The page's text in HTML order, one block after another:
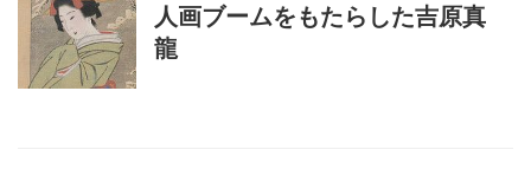
人画ブームをもたらした吉原真
龍